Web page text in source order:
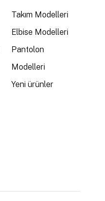
Takım Modelleri
Elbise Modelleri
Pantolon
Modelleri
Yeni ürünler